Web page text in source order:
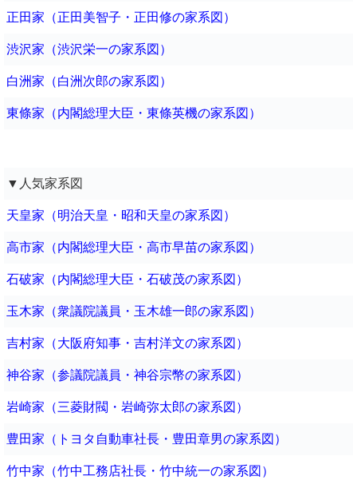
正田家（正田美智子・正田修の家系図）
渋沢家（渋沢栄一の家系図）
白洲家（白洲次郎の家系図）
東條家（内閣総理大臣・東條英機の家系図）
▼人気家系図
天皇家（明治天皇・昭和天皇の家系図）
高市家（内閣総理大臣・高市早苗の家系図）
石破家（内閣総理大臣・石破茂の家系図）
玉木家（衆議院議員・玉木雄一郎の家系図）
吉村家（大阪府知事・吉村洋文の家系図）
神谷家（参議院議員・神谷宗幣の家系図）
岩崎家（三菱財閥・岩崎弥太郎の家系図）
豊田家（トヨタ自動車社長・豊田章男の家系図）
竹中家（竹中工務店社長・竹中統一の家系図）